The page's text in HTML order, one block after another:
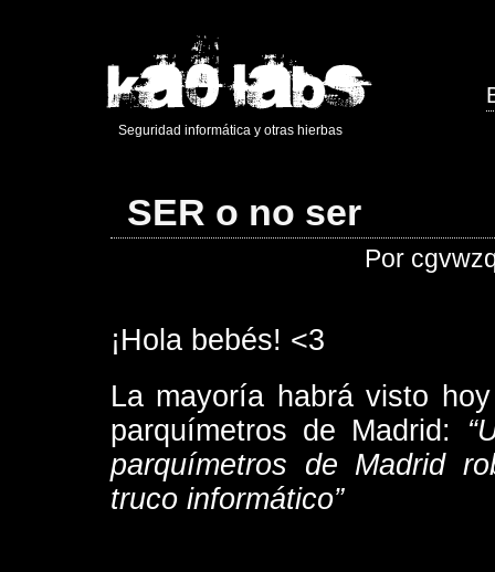
Seguridad informática y otras hierbas
SER o no ser
Por
¡Hola bebés! <3
La mayoría habrá visto
parquímetros de Madrid:
parquímetros de Madrid
truco informático”